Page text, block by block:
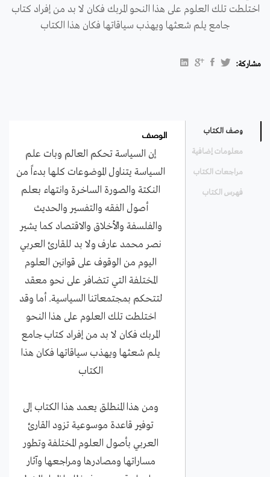
اختلطت تلك العلوم على هذا النحو المربك فكان لا بد من إفراد كتاب
جامع يلم شعثها ويهذب سياقاتها فكان هذا الكتاب
مشاركة:
وصف الكتاب
معلومات إضافية
مراجعات الكتاب
فهرس الكتاب
الوصف
إن السياسة تحكم العالم وبات علم
السياسة يتناول الموضوعات كلها بدءاً من
النكتة والصورة الساخرة وانتهاء بعلم
أصول الفقه والتفسير والحديث
والفلسفة والأخلاق والاقتصاد كما يشير
نصر محمد عارف ولا بد للقارئ العربي
اليوم من الوقوف على قوانين العلوم
المختلفة التي تتضافر على نحو معقد
لتتحكم بمجتمعاتنا السياسية. أما وقد
اختلطت تلك العلوم على هذا النحو
المربك فكان لا بد من إفراد كتاب جامع
يلم شعثها ويهذب سياقاتها فكان هذا
الكتاب
ومن هذا المنطلق يعمد هذا الكتاب إلى
توفير قاعدة موسوعية تزود القارئ
العربي بأصول العلوم المختلفة وتطور
مساراتها ومصادرها ومراجعها وآثار